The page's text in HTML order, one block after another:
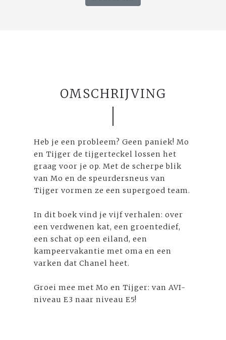
OMSCHRIJVING
Heb je een probleem? Geen paniek! Mo
en Tijger de tijgerteckel lossen het
graag voor je op. Met de scherpe blik
van Mo en de speurdersneus van
Tijger vormen ze een supergoed team.
In dit boek vind je vijf verhalen: over
een verdwenen kat, een groentedief,
een schat op een eiland, een
kampeervakantie met oma en een
varken dat Chanel heet.
Groei mee met Mo en Tijger: van AVI-
niveau E3 naar niveau E5!